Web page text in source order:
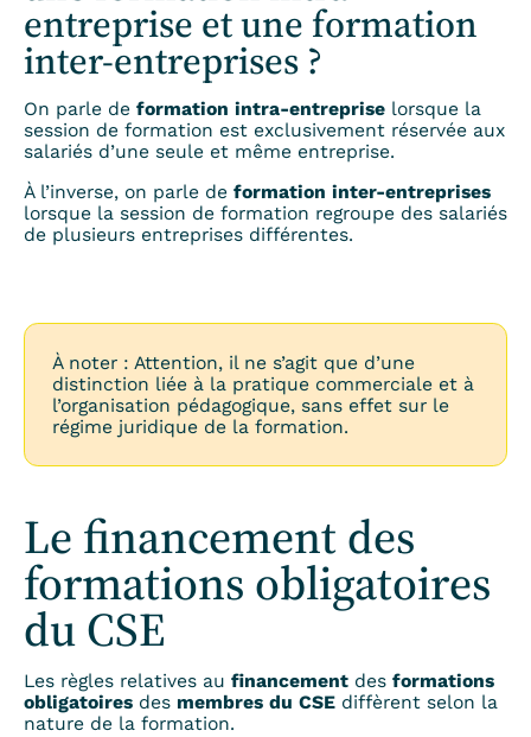
entreprise et une formation
inter-entreprises ?
On parle de formation intra-entrepriselorsque la
session de formation est exclusivement réservée aux
salariés d’une seule et même entreprise.
À l’inverse, on parle de formation inter-entreprises
lorsque la session de formation regroupe des salariés
de plusieurs entreprises différentes.
À noter : Attention, il ne s’agit que d’une
distinction liée à la pratique commerciale et à
l’organisation pédagogique, sans effet sur le
régime juridique de la formation.
Le financement des
formations obligatoires
du CSE
Les règles relatives au financement des formations
obligatoiresdes membres du CSEdiffèrent selon la
nature de la formation.